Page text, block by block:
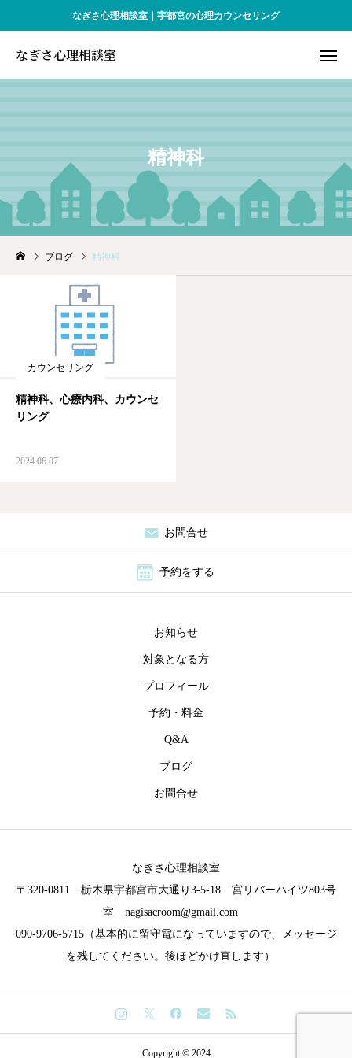
なぎさ心理相談室｜宇都宮の心理カウンセリング
なぎさ心理相談室
精神科
ブログ 精神科
カウンセリング
精神科、心療内科、カウンセ
リング
2024.06.07
お問合せ
予約をする
お知らせ
対象となる方
プロフィール
予約・料金
Q&A
ブログ
お問合せ
なぎさ心理相談室
〒320-0811 栃木県宇都宮市大通り3-5-18 宮リバーハイツ803号
室 nagisacroom@gmail.com
090-9706-5715（基本的に留守電になっていますので、メッセージ
を残してください。後ほどかけ直します）
Copyright © 2024
なぎさ心理相談室
お知らせ
対象となる方
プロフィール
予約・料金
お問合せ